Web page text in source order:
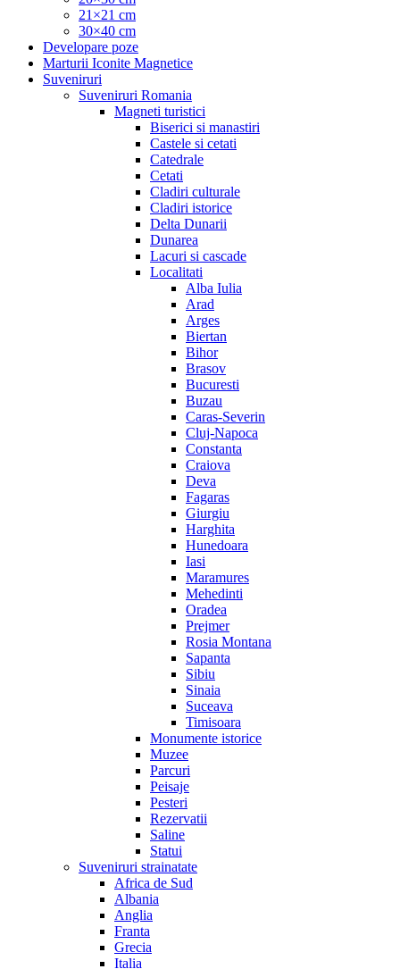
21×21 cm
30×40 cm
Developare poze
Marturii Iconite Magnetice
Suveniruri
Suveniruri Romania
Magneti turistici
Biserici si manastiri
Castele si cetati
Catedrale
Cetati
Cladiri culturale
Cladiri istorice
Delta Dunarii
Dunarea
Lacuri si cascade
Localitati
Alba Iulia
Arad
Arges
Biertan
Bihor
Brasov
Bucuresti
Buzau
Caras-Severin
Cluj-Napoca
Constanta
Craiova
Deva
Fagaras
Giurgiu
Harghita
Hunedoara
Iasi
Maramures
Mehedinti
Oradea
Prejmer
Rosia Montana
Sapanta
Sibiu
Sinaia
Suceava
Timisoara
Monumente istorice
Muzee
Parcuri
Peisaje
Pesteri
Rezervatii
Saline
Statui
Suveniruri strainatate
Africa de Sud
Albania
Anglia
Franta
Grecia
Italia